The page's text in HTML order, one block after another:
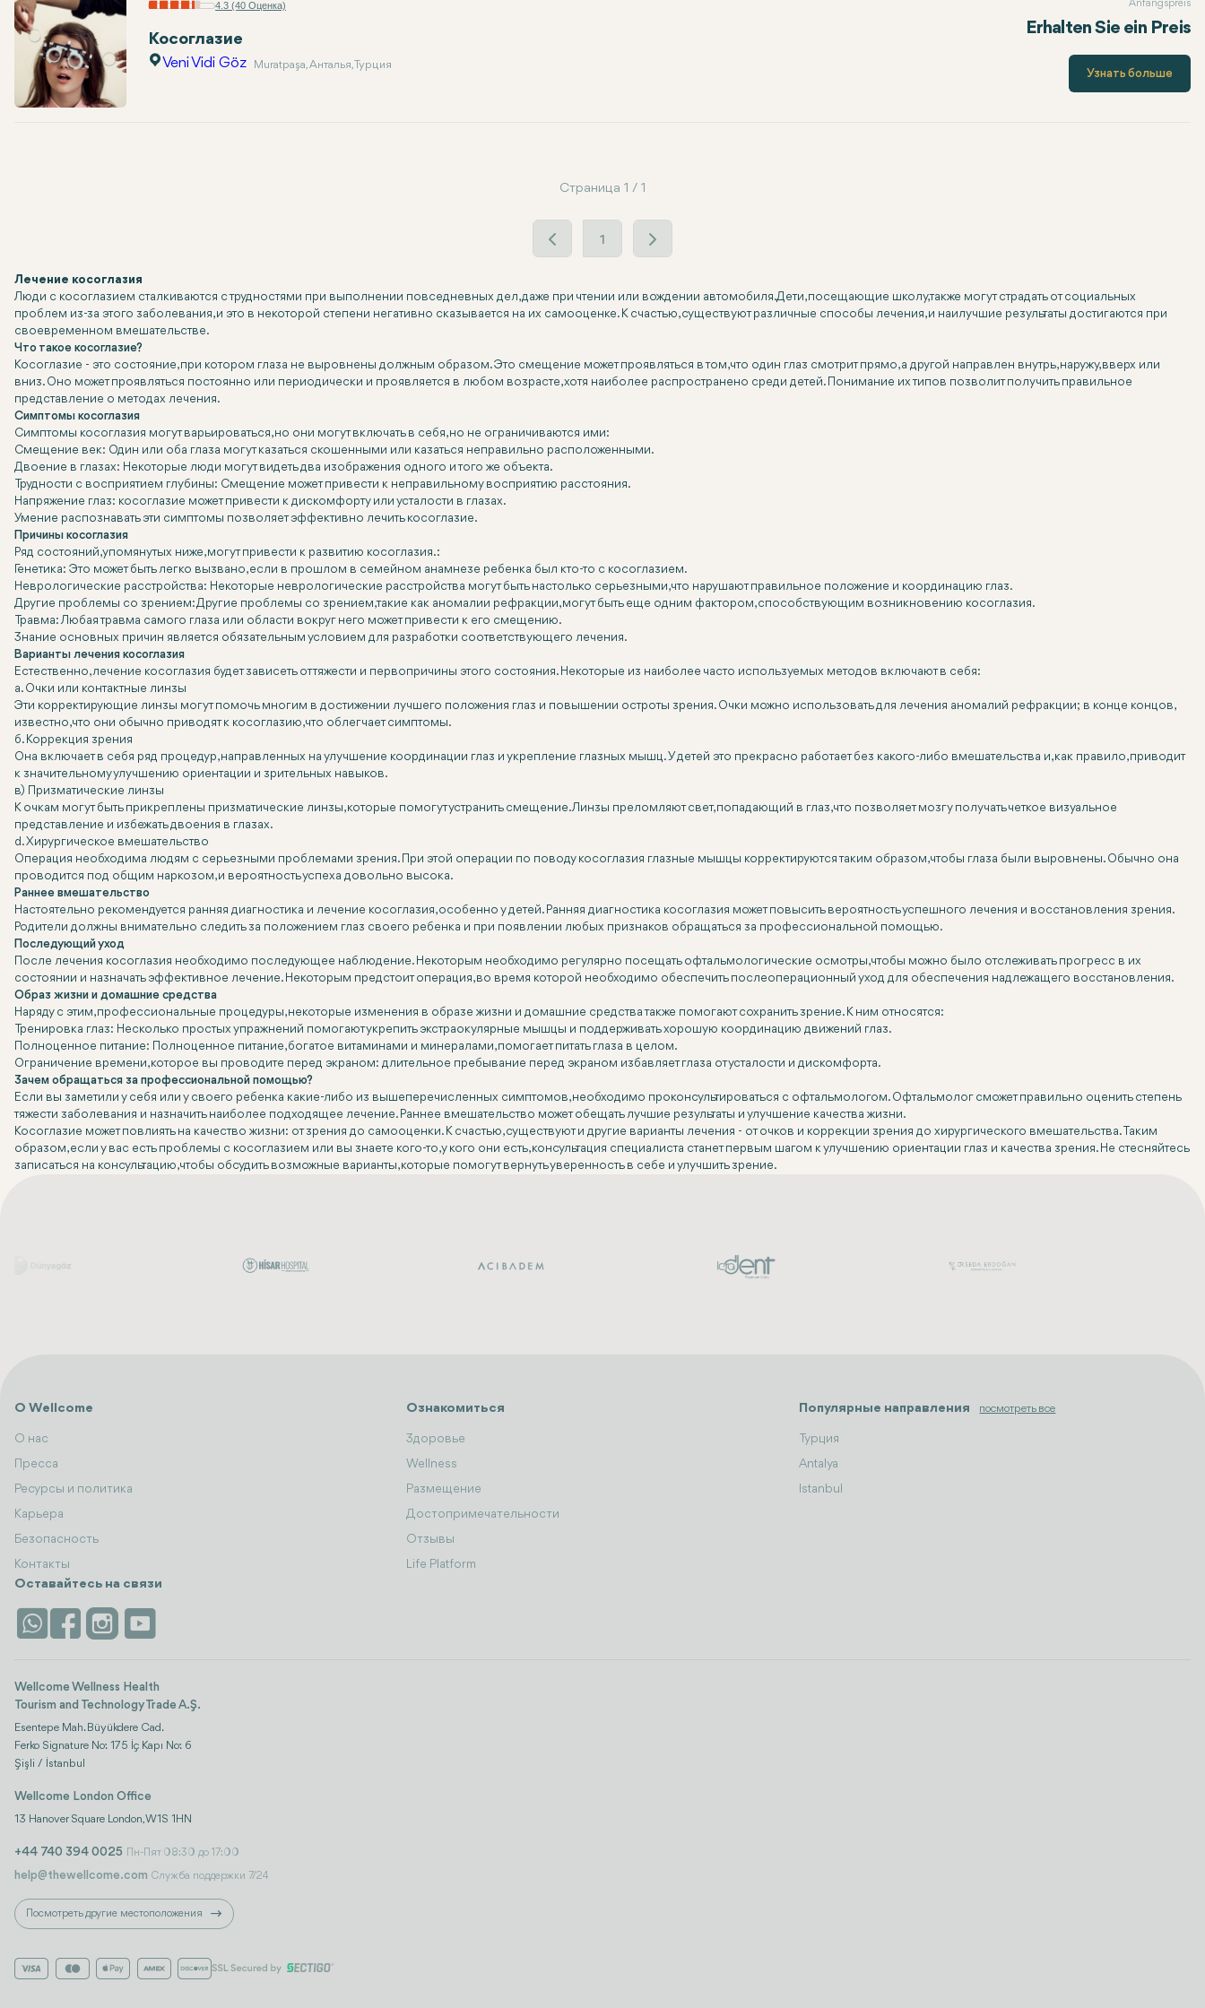
4.3 (40 Оценка)
Косоглазие
Veni Vidi Göz Muratpaşa, Анталья, Турция
Anfangspreis
Erhalten Sie ein Preis
Узнать больше
Страница 1 / 1
1
Лечение косоглазия
Люди с косоглазием сталкиваются с трудностями при выполнении повседневных дел, даже при чтении или вождении автомобиля. Дети, посещающие школу, также могут страдать от социальных
проблем из-за этого заболевания, и это в некоторой степени негативно сказывается на их самооценке. К счастью, существуют различные способы лечения, и наилучшие результаты достигаются при
своевременном вмешательстве.
Что такое косоглазие?
Косоглазие - это состояние, при котором глаза не выровнены должным образом. Это смещение может проявляться в том, что один глаз смотрит прямо, а другой направлен внутрь, наружу, вверх или
вниз. Оно может проявляться постоянно или периодически и проявляется в любом возрасте, хотя наиболее распространено среди детей. Понимание их типов позволит получить правильное
представление о методах лечения.
Симптомы косоглазия
Симптомы косоглазия могут варьироваться, но они могут включать в себя, но не ограничиваются ими:
Смещение век: Один или оба глаза могут казаться скошенными или казаться неправильно расположенными.
Двоение в глазах: Некоторые люди могут видеть два изображения одного и того же объекта.
Трудности с восприятием глубины: Смещение может привести к неправильному восприятию расстояния.
Напряжение глаз: косоглазие может привести к дискомфорту или усталости в глазах.
Умение распознавать эти симптомы позволяет эффективно лечить косоглазие.
Причины косоглазия
Ряд состояний, упомянутых ниже, могут привести к развитию косоглазия.:
Генетика: Это может быть легко вызвано, если в прошлом в семейном анамнезе ребенка был кто-то с косоглазием.
Неврологические расстройства: Некоторые неврологические расстройства могут быть настолько серьезными, что нарушают правильное положение и координацию глаз.
Другие проблемы со зрением: Другие проблемы со зрением, такие как аномалии рефракции, могут быть еще одним фактором, способствующим возникновению косоглазия.
Травма: Любая травма самого глаза или области вокруг него может привести к его смещению.
Знание основных причин является обязательным условием для разработки соответствующего лечения.
Варианты лечения косоглазия
Естественно, лечение косоглазия будет зависеть от тяжести и первопричины этого состояния. Некоторые из наиболее часто используемых методов включают в себя:
а. Очки или контактные линзы
Эти корректирующие линзы могут помочь многим в достижении лучшего положения глаз и повышении остроты зрения. Очки можно использовать для лечения аномалий рефракции; в конце концов,
известно, что они обычно приводят к косоглазию, что облегчает симптомы.
б. Коррекция зрения
Она включает в себя ряд процедур, направленных на улучшение координации глаз и укрепление глазных мышц. У детей это прекрасно работает без какого-либо вмешательства и, как правило, приводит
к значительному улучшению ориентации и зрительных навыков.
в) Призматические линзы
К очкам могут быть прикреплены призматические линзы, которые помогут устранить смещение. Линзы преломляют свет, попадающий в глаз, что позволяет мозгу получать четкое визуальное
представление и избежать двоения в глазах.
d. Хирургическое вмешательство
Операция необходима людям с серьезными проблемами зрения. При этой операции по поводу косоглазия глазные мышцы корректируются таким образом, чтобы глаза были выровнены. Обычно она
проводится под общим наркозом, и вероятность успеха довольно высока.
Раннее вмешательство
Настоятельно рекомендуется ранняя диагностика и лечение косоглазия, особенно у детей. Ранняя диагностика косоглазия может повысить вероятность успешного лечения и восстановления зрения.
Родители должны внимательно следить за положением глаз своего ребенка и при появлении любых признаков обращаться за профессиональной помощью.
Последующий уход
После лечения косоглазия необходимо последующее наблюдение. Некоторым необходимо регулярно посещать офтальмологические осмотры, чтобы можно было отслеживать прогресс в их
состоянии и назначать эффективное лечение. Некоторым предстоит операция, во время которой необходимо обеспечить послеоперационный уход для обеспечения надлежащего восстановления.
Образ жизни и домашние средства
Наряду с этим, профессиональные процедуры, некоторые изменения в образе жизни и домашние средства также помогают сохранить зрение. К ним относятся:
Тренировка глаз: Несколько простых упражнений помогают укрепить экстраокулярные мышцы и поддерживать хорошую координацию движений глаз.
Полноценное питание: Полноценное питание, богатое витаминами и минералами, помогает питать глаза в целом.
Ограничение времени, которое вы проводите перед экраном: длительное пребывание перед экраном избавляет глаза от усталости и дискомфорта.
Зачем обращаться за профессиональной помощью?
Если вы заметили у себя или у своего ребенка какие-либо из вышеперечисленных симптомов, необходимо проконсультироваться с офтальмологом. Офтальмолог сможет правильно оценить степень
тяжести заболевания и назначить наиболее подходящее лечение. Раннее вмешательство может обещать лучшие результаты и улучшение качества жизни.
Косоглазие может повлиять на качество жизни: от зрения до самооценки. К счастью, существуют и другие варианты лечения - от очков и коррекции зрения до хирургического вмешательства. Таким
образом, если у вас есть проблемы с косоглазием или вы знаете кого-то, у кого они есть, консультация специалиста станет первым шагом к улучшению ориентации глаз и качества зрения. Не стесняйтесь
записаться на консультацию, чтобы обсудить возможные варианты, которые помогут вернуть уверенность в себе и улучшить зрение.
О Wellcome
О нас
Пресса
Ресурсы и политика
Карьера
Безопасность
Контакты
Ознакомиться
Здоровье
Wellness
Размещение
Достопримечательности
Отзывы
Life Platform
Популярные направления посмотреть все
Турция
Antalya
Istanbul
Оставайтесь на связи
Wellcome Wellness Health
Tourism and Technology Trade A.Ş.
Esentepe Mah. Büyükdere Cad.
Ferko Signature No: 175 İç Kapı No: 6
Şişli / İstanbul
Wellcome London Office
13 Hanover Square London, W1S 1HN
+44 740 394 0025 Пн-Пят 08:30 до 17:00
help@thewellcome.com Служба поддержки 7/24
Посмотреть другие местоположения